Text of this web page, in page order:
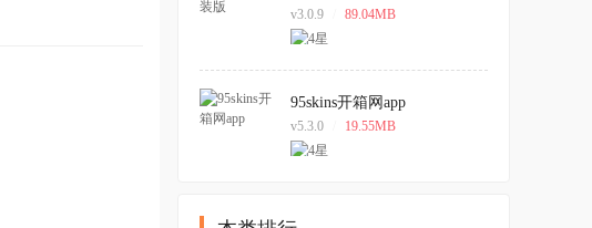
v3.0.9 89.04MB
95skins开箱网app
v5.3.0 19.55MB